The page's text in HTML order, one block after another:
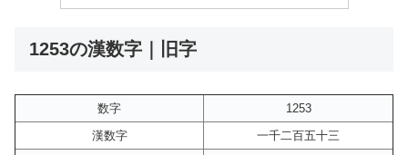
1253の漢数字｜旧字
数字
1253
漢数字
一千二百五十三